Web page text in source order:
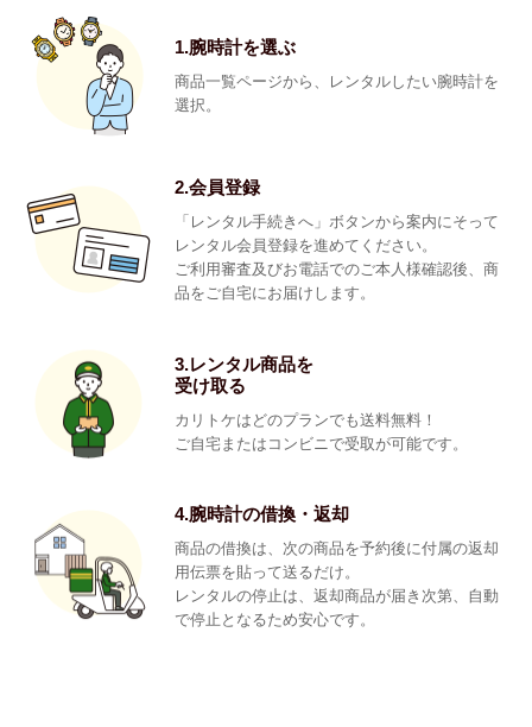
1.腕時計を選ぶ
商品一覧ページから、レンタルしたい腕時計を
選択。
2.会員登録
「レンタル手続きへ」ボタンから案内にそって
レンタル会員登録を進めてください。
ご利用審査及びお電話でのご本人様確認後、商
品をご自宅にお届けします。
3.レンタル商品を
受け取る
カリトケはどのプランでも送料無料！
ご自宅またはコンビニで受取が可能です。
4.腕時計の借換・返却
商品の借換は、次の商品を予約後に付属の返却
用伝票を貼って送るだけ。
レンタルの停止は、返却商品が届き次第、自動
で停止となるため安心です。